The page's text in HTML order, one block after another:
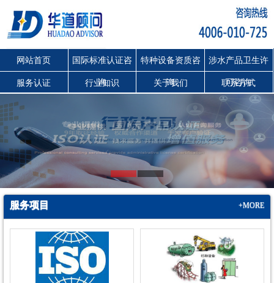
网站首页 国际标准认证咨
询
特种设备资质咨
询
涉水产品卫生许
可咨询
服务认证 行业知识 关于我们 联系方式
服务项目 +MORE